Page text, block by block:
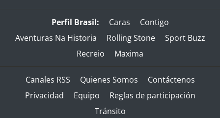
Perfil Brasil: Caras
Contigo
Aventuras Na Historia
Rolling Stone
Sport Buzz
Recreio
Maxima
Canales RSS Quienes Somos
Contáctenos
Privacidad
Equipo
Reglas de participación
Tránsito